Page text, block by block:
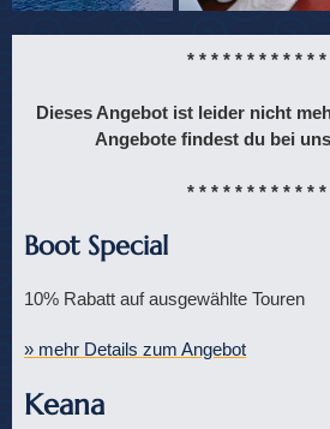
* * * * * * * * * * * *
Dieses Angebot ist leider nicht
Angebote findest du bei
* * * * * * * * * * * *
Boot Special
10% Rabatt auf ausgewählte Touren
» mehr Details zum Angebot
Keana